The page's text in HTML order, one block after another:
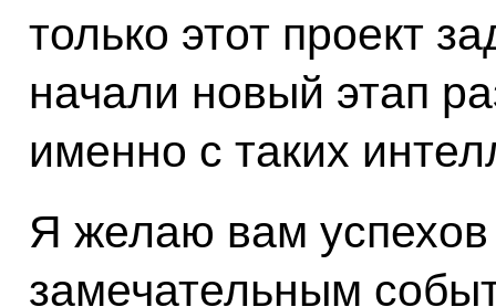
только этот проект
начали новый этап
именно с таких
Я желаю вам
замечательным